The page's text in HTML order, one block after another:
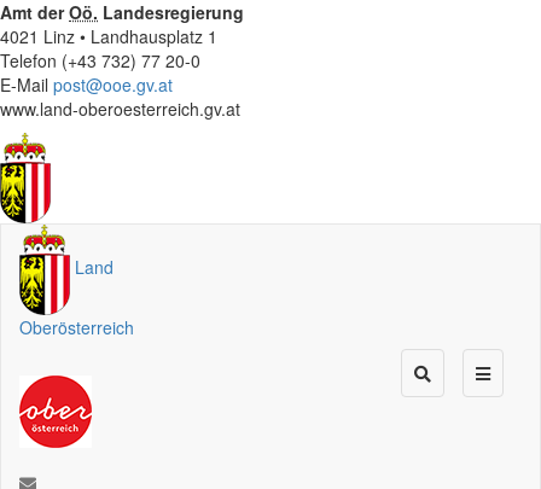
Amt derOö. Landesregierung
4021 Linz • Landhausplatz 1
Telefon (+43 732) 77 20-0
E-Mail post@ooe.gv.at
www.land-oberoesterreich.gv.at
Land
Oberösterreich